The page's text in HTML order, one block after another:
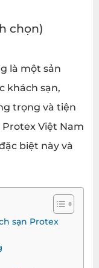
chọn)
là một sản
khách sạn,
trọng và tiện
Việt Nam
biệt này và
sạn Protex